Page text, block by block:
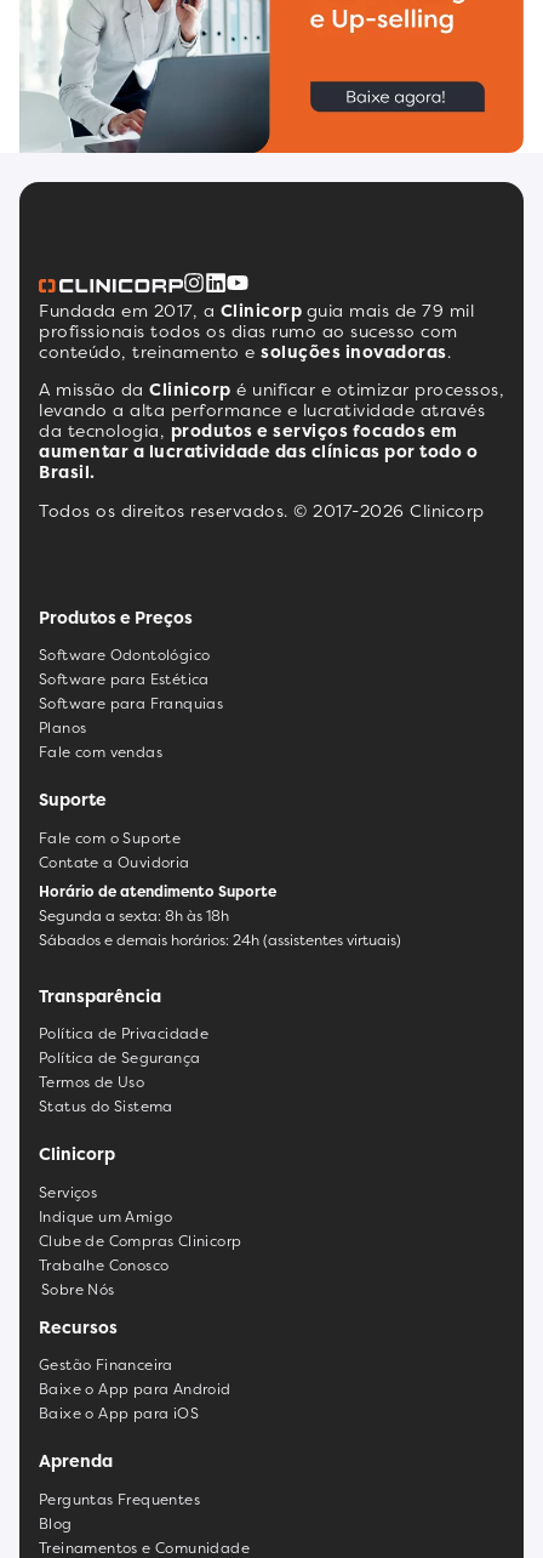
Fundada em 2017, a Clinicorp guia mais de 79 mil
profissionais todos os dias rumo ao sucesso com
conteúdo, treinamento e soluções inovadoras.
A missão da Clinicorp é unificar e otimizar processos,
levando a alta performance e lucratividade através
da tecnologia, produtos e serviços focados em
aumentar a lucratividade das clínicas por todo o
Brasil.
Todos os direitos reservados. © 2017-2026 Clinicorp
Produtos e Preços
Software Odontológico
Software para Estética
Software para Franquias
Planos
Fale com vendas
Suporte
Fale com o Suporte
Contate a Ouvidoria
Horário de atendimento Suporte
Segunda a sexta: 8h às 18h
Sábados e demais horários: 24h (assistentes virtuais)
Transparência
Política de Privacidade
Política de Segurança
Termos de Uso
Status do Sistema
Clinicorp
Serviços
Indique um Amigo
Clube de Compras Clinicorp
Trabalhe Conosco
Sobre Nós
Recursos
Gestão Financeira
Baixe o App para Android
Baixe o App para iOS
Aprenda
Perguntas Frequentes
Blog
Treinamentos e Comunidade